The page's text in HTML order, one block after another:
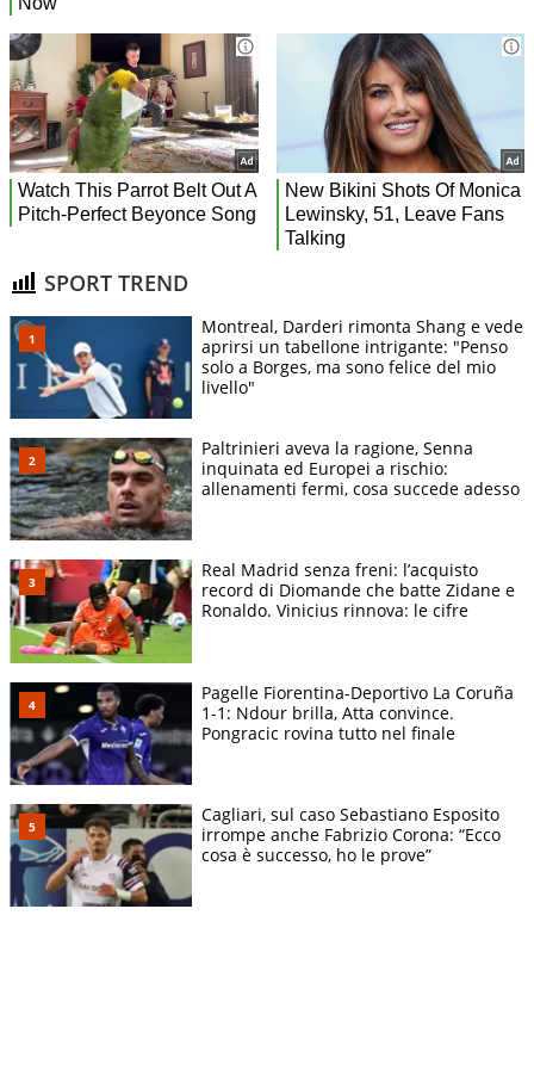
SPORT TREND
Montreal, Darderi rimonta Shang e vede
aprirsi un tabellone intrigante: "Penso
solo a Borges, ma sono felice del mio
livello"
Paltrinieri aveva la ragione, Senna
inquinata ed Europei a rischio:
allenamenti fermi, cosa succede adesso
Real Madrid senza freni: l’acquisto
record di Diomande che batte Zidane e
Ronaldo. Vinicius rinnova: le cifre
Pagelle Fiorentina-Deportivo La Coruña
1-1: Ndour brilla, Atta convince.
Pongracic rovina tutto nel finale
Cagliari, sul caso Sebastiano Esposito
irrompe anche Fabrizio Corona: “Ecco
cosa è successo, ho le prove”